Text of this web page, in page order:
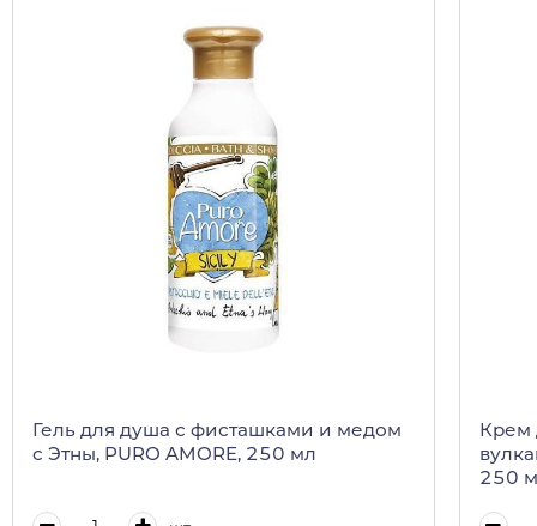
Гель для душа с фисташками и медом
с Этны, PURO AMORE, 250 мл
Крем
250